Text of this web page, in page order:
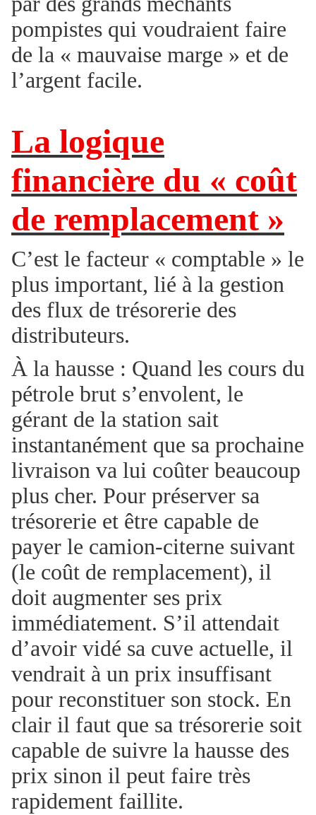
pompistes qui voudraient faire
de la « mauvaise marge » et de
l’argent facile.
La logique
financière du « coût
de remplacement »
C’est le facteur « comptable » le
plus important, lié à la gestion
des flux de trésorerie des
distributeurs.
À la hausse : Quand les cours du
pétrole brut s’envolent, le
gérant de la station sait
instantanément que sa prochaine
livraison va lui coûter beaucoup
plus cher. Pour préserver sa
trésorerie et être capable de
payer le camion-citerne suivant
(le coût de remplacement), il
doit augmenter ses prix
immédiatement. S’il attendait
d’avoir vidé sa cuve actuelle, il
vendrait à un prix insuffisant
pour reconstituer son stock. En
clair il faut que sa trésorerie soit
capable de suivre la hausse des
prix sinon il peut faire très
rapidement faillite.